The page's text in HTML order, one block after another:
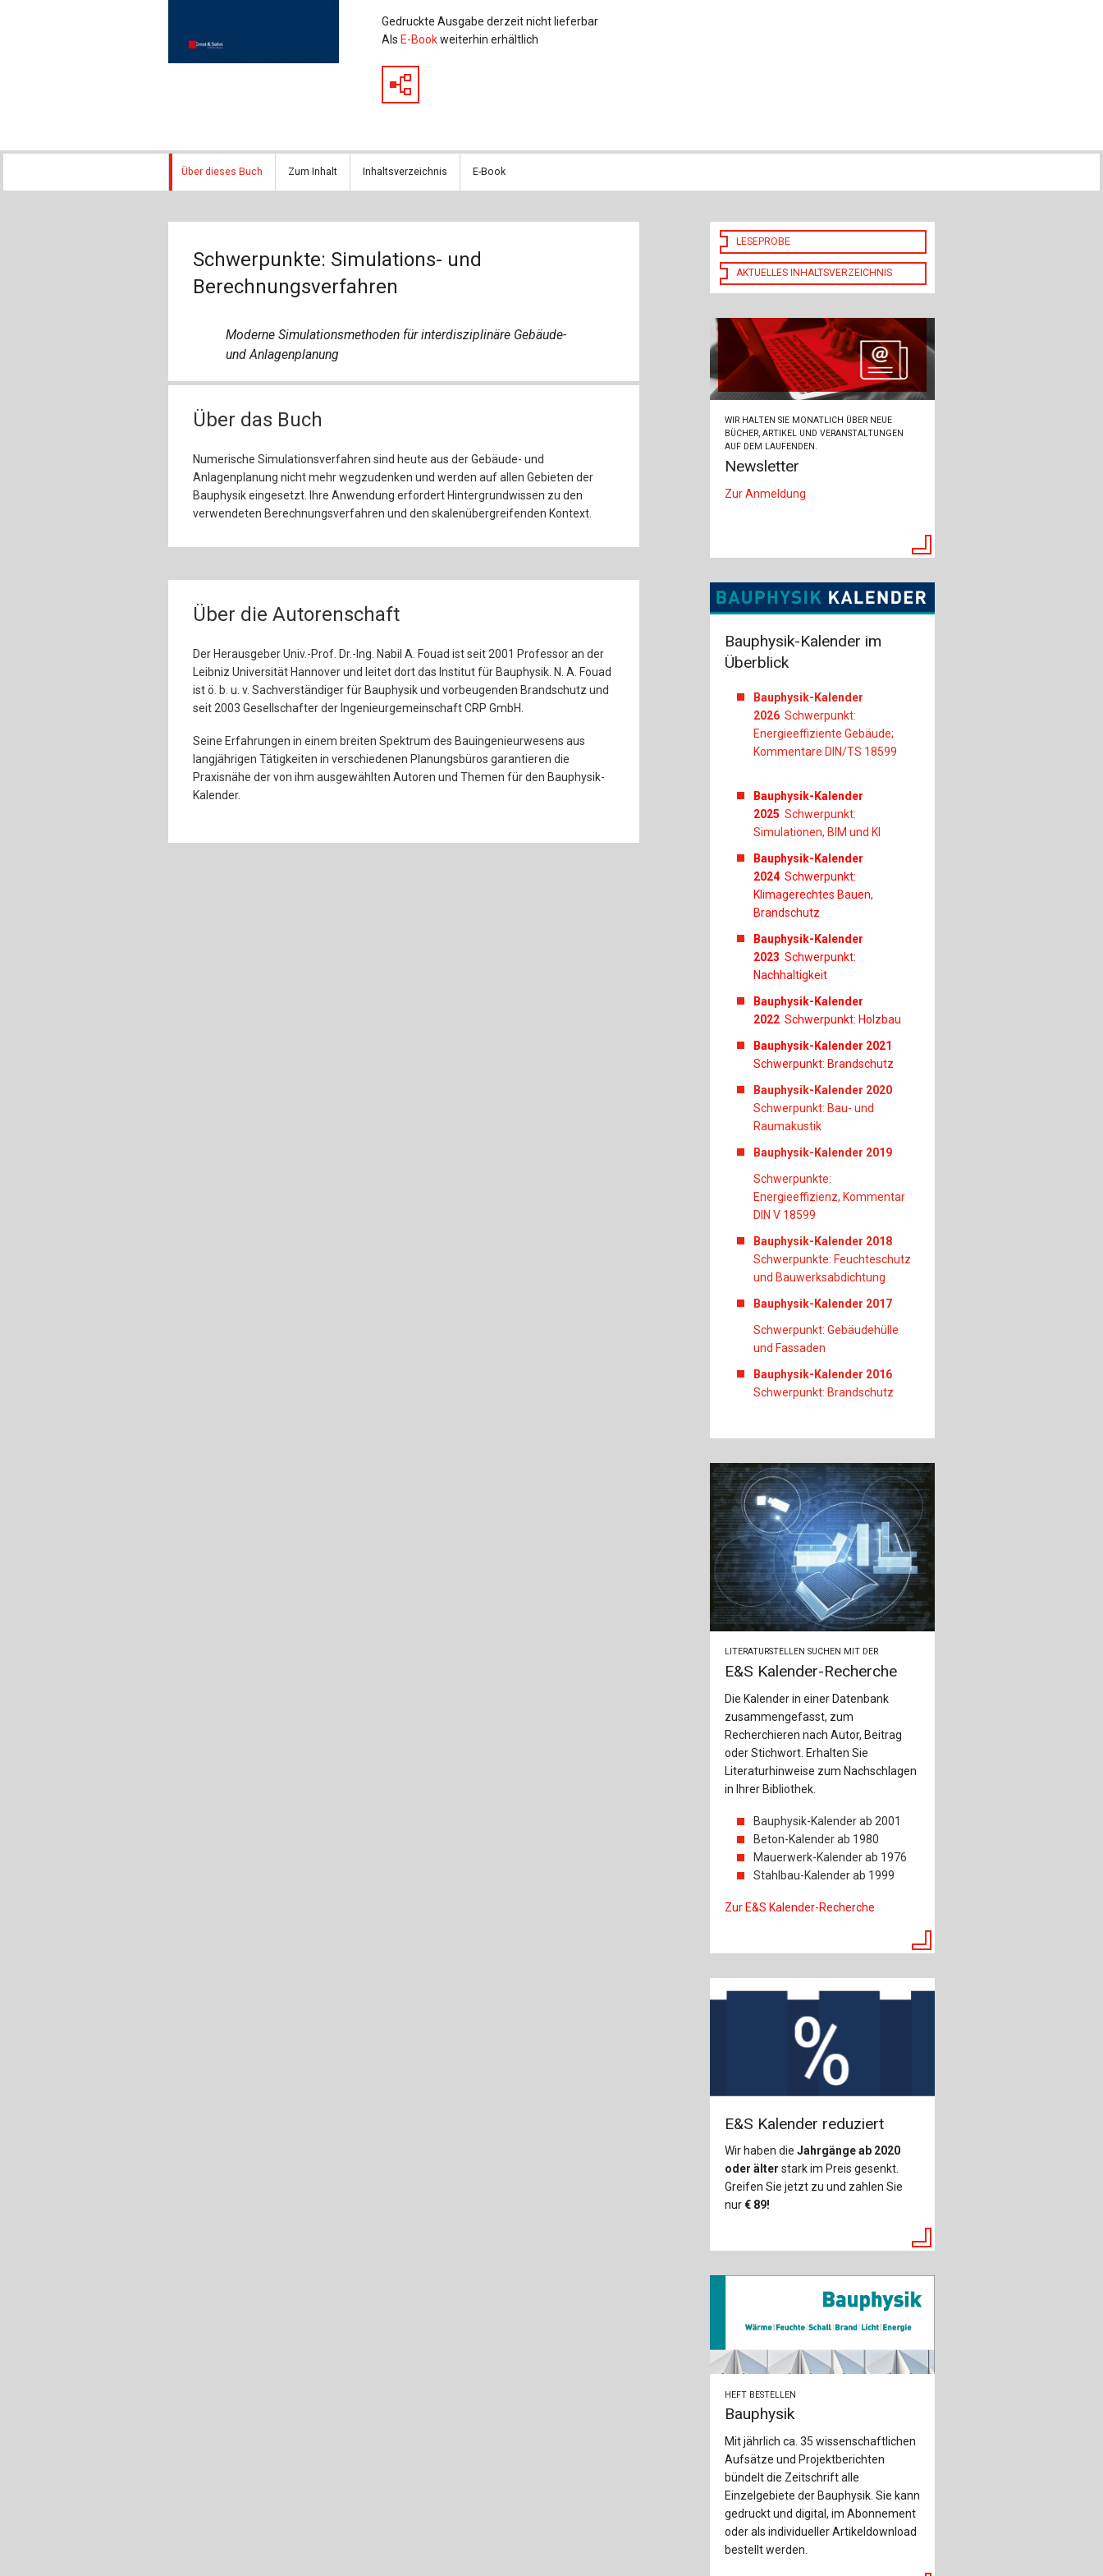
Bautechnikgeschichte
E&S Zeitlos
Gedruckte Ausgabe derzeit nicht lieferbar
Als E-Bookweiterhin erhältlich
Über dieses Buch Zum Inhalt Inhaltsverzeichnis E-Book
Schwerpunkte: Simulations- und
Berechnungsverfahren
Moderne Simulationsmethoden für interdisziplinäre Gebäude-
und Anlagenplanung
Über das Buch
Numerische Simulationsverfahren sind heute aus der Gebäude- und
Anlagenplanung nicht mehr wegzudenken und werden auf allen Gebieten der
Bauphysik eingesetzt. Ihre Anwendung erfordert Hintergrundwissen zu den
verwendeten Berechnungsverfahren und den skalenübergreifenden Kontext.
Über die Autorenschaft
Der Herausgeber Univ.-Prof. Dr.-Ing. Nabil A. Fouad ist seit 2001 Professor an der
Leibniz Universität Hannover und leitet dort das Institut für Bauphysik. N. A. Fouad
ist ö. b. u. v. Sachverständiger für Bauphysik und vorbeugenden Brandschutz und
seit 2003 Gesellschafter der Ingenieurgemeinschaft CRP GmbH.
Seine Erfahrungen in einem breiten Spektrum des Bauingenieurwesens aus
langjährigen Tätigkeiten in verschiedenen Planungsbüros garantieren die
Praxisnähe der von ihm ausgewählten Autoren und Themen für den Bauphysik-
Kalender.
LESEPROBE
AKTUELLES INHALTSVERZEICHNIS
WIR HALTEN SIE MONATLICH ÜBER NEUE
BÜCHER, ARTIKEL UND VERANSTALTUNGEN
AUF DEM LAUFENDEN.
Newsletter
Zur Anmeldung
Bauphysik-Kalender im
Überblick
Bauphysik-Kalender
2026Schwerpunkt:
Energieeffiziente Gebäude;
Kommentare DIN/TS 18599
Bauphysik-Kalender
2025Schwerpunkt:
Simulationen, BIM und KI
Bauphysik-Kalender
2024Schwerpunkt:
Klimagerechtes Bauen,
Brandschutz
Bauphysik-Kalender
2023Schwerpunkt:
Nachhaltigkeit
Bauphysik-Kalender
2022Schwerpunkt: Holzbau
Bauphysik-Kalender 2021
Schwerpunkt: Brandschutz
Bauphysik-Kalender 2020
Schwerpunkt: Bau- und
Raumakustik
Bauphysik-Kalender 2019
Schwerpunkte:
Energieeffizienz, Kommentar
DIN V 18599
Bauphysik-Kalender 2018
Schwerpunkte: Feuchteschutz
und Bauwerksabdichtung
Bauphysik-Kalender 2017
Schwerpunkt: Gebäudehülle
und Fassaden
Bauphysik-Kalender 2016
Schwerpunkt: Brandschutz
LITERATURSTELLEN SUCHEN MIT DER
E&S Kalender-Recherche
Die Kalender in einer Datenbank
zusammengefasst, zum
Recherchieren nach Autor, Beitrag
oder Stichwort. Erhalten Sie
Literaturhinweise zum Nachschlagen
in Ihrer Bibliothek.
Bauphysik-Kalender ab 2001
Beton-Kalender ab 1980
Mauerwerk-Kalender ab 1976
Stahlbau-Kalender ab 1999
Zur E&S Kalender-Recherche
E&S Kalender reduziert
Wir haben die Jahrgänge ab 2020
oder älter stark im Preis gesenkt.
Greifen Sie jetzt zu und zahlen Sie
nur€ 89!
HEFT BESTELLEN
Bauphysik
Mit jährlich ca. 35 wissenschaftlichen
Aufsätze und Projektberichten
bündelt die Zeitschrift alle
Einzelgebiete der Bauphysik. Sie kann
gedruckt und digital, im Abonnement
oder als individueller Artikeldownload
bestellt werden.